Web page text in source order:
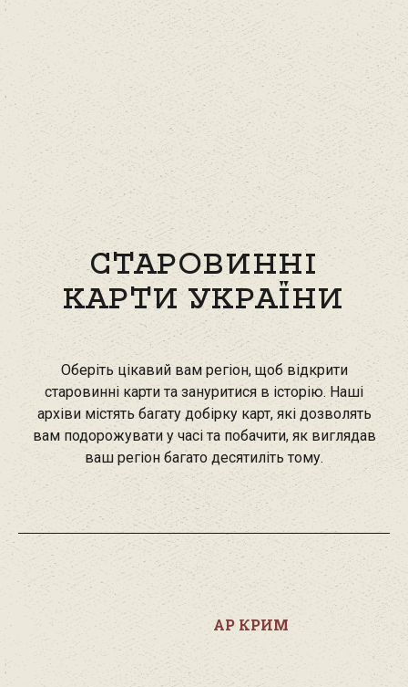
СТАРОВИННІ
КАРТИ УКРАЇНИ
Оберіть цікавий вам регіон, щоб відкрити
старовинні карти та зануритися в історію. Наші
архіви містять багату добірку карт, які дозволять
вам подорожувати у часі та побачити, як виглядав
ваш регіон багато десятиліть тому.
АР КРИМ